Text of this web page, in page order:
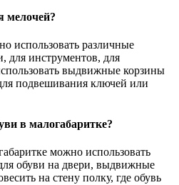
мелочей?
использовать различные
для инструментов, для
выдвижные корзины
подвешивания ключей или
в малогабаритке?
можно использовать
обуви на двери, выдвижные
на стену полку, где обувь